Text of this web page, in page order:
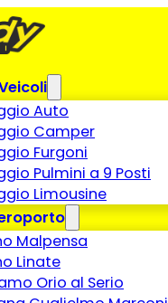
Auto
Camper
Furgoni
Pulmini a 9 Posti
Limousine
Malpensa
Linate
Orio al Serio